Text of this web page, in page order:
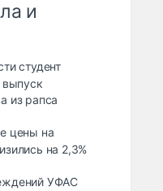
и
студент
выпуск
из рапса
цены на
на 2,3%
УФАС